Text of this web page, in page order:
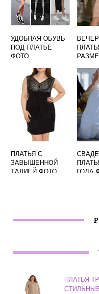
УДОБНАЯ ОБУВЬ
ПОД ПЛАТЬЕ
ФОТО
ПЛАТЬЯ С
ЗАВЫШЕННОЙ
ТАЛИЕЙ ФОТО
ГОДА
ПЛАТЬЯ